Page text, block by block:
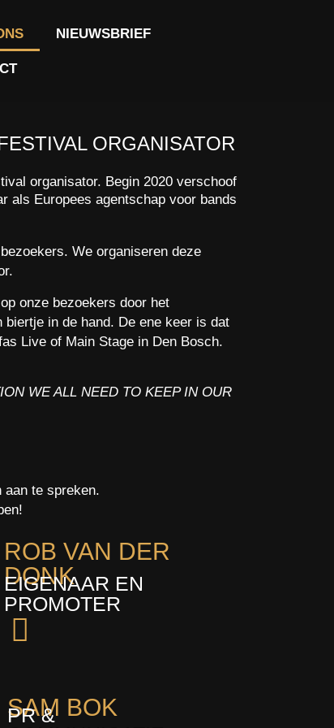
NIEUWSBRIEF
ORGANISATOR
organisator. Begin 2020 verschoof
als Europees agentschap voor bands
We organiseren deze
onze bezoekers door het
in de hand. De ene keer is dat
Live of Main Stage in Den Bosch.
WE ALL NEED TO KEEP IN OUR
aan te spreken.
ROB VAN DER
DONK
EIGENAAR EN
PROMOTER
SAM BOK
PR &